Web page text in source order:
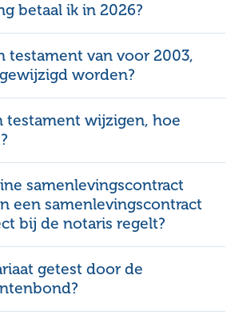
betaal ik in 2026?
testament van voor 2003,
worden?
Besparen
testament wijzigen, hoe
samenlevingscontract
een samenlevingscontract
bij de notaris regelt?
Contactformulier
getest door de
geldgids
- enkel
- partners
hier
clausule